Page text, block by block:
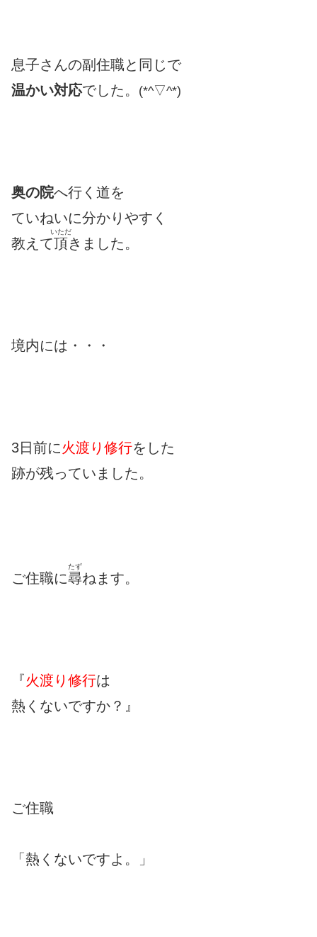
息子さんの副住職と同じで
温かい対応でした。 (*^▽^*)
奥の院へ行く道を
ていねいに分かりやすく
教えて頂
いただ
きました。
境内には・・・
3日前に火渡り修行をした
跡が残っていました。
ご住職に尋
たず
ねます。
『火渡り修行は
熱くないですか？』
ご住職
「熱くないですよ。」